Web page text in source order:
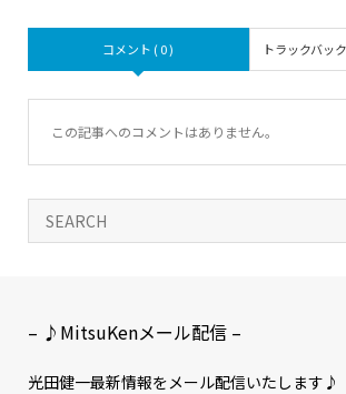
コメント ( 0 ) トラックバッ
この記事へのコメントはありません。
– ♪MitsuKenメール配信 –
光田健一最新情報をメール配信いたします♪